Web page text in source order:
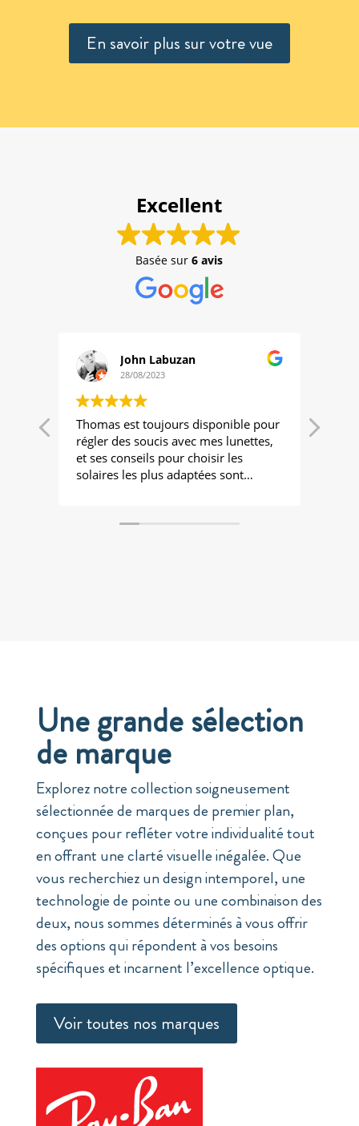
En savoir plus sur votre vue
Excellent
Basée sur6 avis
John Labuzan
28/08/2023
Thomas est toujours disponible pour
régler des soucis avec mes lunettes,
et ses conseils pour choisir les
solaires les plus adaptées sont
Une grande sélection
de marque
Explorez notre collection soigneusement
sélectionnée de marques de premier plan,
conçues pour refléter votre individualité tout
en offrant une clarté visuelle inégalée. Que
vous recherchiez un design intemporel, une
technologie de pointe ou une combinaison des
deux, nous sommes déterminés à vous offrir
des options qui répondent à vos besoins
spécifiques et incarnent l’excellence optique.
Voir toutes nos marques